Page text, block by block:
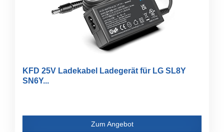
KFD 25V Ladekabel Ladegerät für LG SL8Y
SN6Y...
Zum Angebot